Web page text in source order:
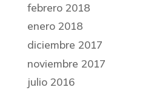
febrero 2018
enero 2018
diciembre 2017
noviembre 2017
julio 2016